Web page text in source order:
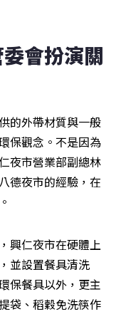
會扮演關
的外帶材質與一般
保觀念。不是因為
夜市營業部副總林
德夜市的經驗，在
興仁夜市在硬體上
並設置餐具清洗
保餐具以外，更主
袋、稻穀免洗筷作